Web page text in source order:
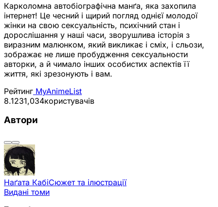
Карколомна автобіографічна манґа, яка захопила
інтернет! Це чесний і щирий погляд однієї молодої
жінки на свою сексуальність, психічний стан і
дорослішання у наші часи, зворушлива історія з
виразним малюнком, який викликає і сміх, і сльози,
зображає не лише пробудження сексуальности
авторки, а й чимало інших особистих аспектів її
життя, які зрезонують і вам.
Рейтинг MyAnimeList
8.1231,034користувачів
Автори
Наґата КабіСюжет та ілюстрації
Видані томи